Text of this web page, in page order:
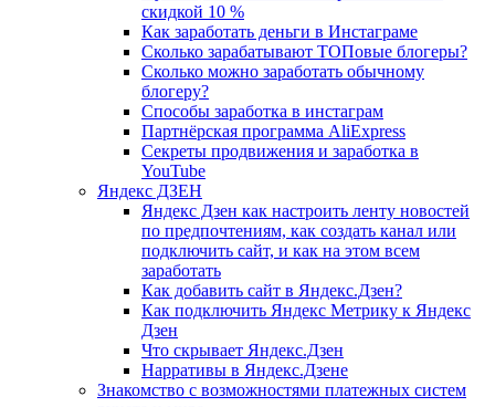
скидкой 10 %
Как заработать деньги в Инстаграме
Сколько зарабатывают ТОПовые блогеры?
Сколько можно заработать обычному
блогеру?
Способы заработка в инстаграм
Партнёрская программа AliExpress
Секреты продвижения и заработка в
YouTube
Яндекс ДЗЕН
Яндекс Дзен как настроить ленту новостей
по предпочтениям, как создать канал или
подключить сайт, и как на этом всем
заработать
Как добавить сайт в Яндекс.Дзен?
Как подключить Яндекс Метрику к Яндекс
Дзен
Что скрывает Яндекс.Дзен
Нарративы в Яндекс.Дзене
Знакомство с возможностями платежных систем